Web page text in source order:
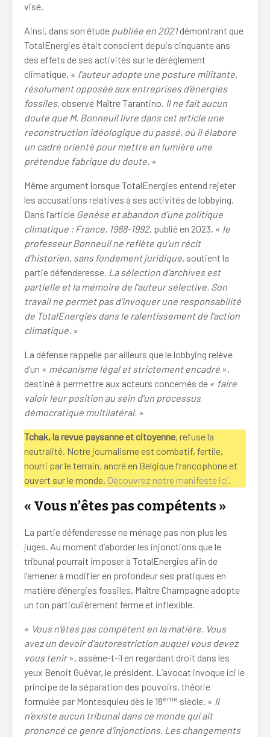
visé.
Ainsi, dans son étude publiée en 2021démontrant que
TotalEnergies était conscient depuis cinquante ans
des effets de ses activités sur le dérèglement
climatique, « l’auteur adopte une posture militante,
résolument opposée aux entreprises d’énergies
fossiles, observe Maître Tarantino. Il ne fait aucun
doute que M. Bonneuil livre dans cet article une
reconstruction idéologique du passé, où il élabore
un cadre orienté pour mettre en lumière une
prétendue fabrique du doute. »
Même argument lorsque TotalEnergies entend rejeter
les accusations relatives à ses activités de lobbying.
Dans l’article Genèse et abandon d’une politique
climatique : France, 1988-1992, publié en 2023, « le
professeur Bonneuil ne reflète qu’un récit
d’historien, sans fondement juridique, soutient la
partie défenderesse. La sélection d’archives est
partielle et la mémoire de l’auteur sélective. Son
travail ne permet pas d’invoquer une responsabilité
de TotalEnergies dans le ralentissement de l’action
climatique. »
La défense rappelle par ailleurs que le lobbying relève
d’un « mécanisme légal et strictement encadré »,
destiné à permettre aux acteurs concernés de « faire
valoir leur position au sein d’un processus
démocratique multilatéral. »
Tchak, la revue paysanne et citoyenne, refuse la
neutralité. Notre journalisme est combatif, fertile,
nourri par le terrain, ancré en Belgique francophone et
ouvert sur le monde. Découvrez notre manifeste ici.
« Vous n’êtes pas compétents »
La partie défenderesse ne ménage pas non plus les
juges. Au moment d’aborder les injonctions que le
tribunal pourrait imposer à TotalEnergies afin de
l’amener à modifier en profondeur ses pratiques en
matière d’énergies fossiles, Maître Champagne adopte
un ton particulièrement ferme et inflexible.
« Vous n’êtes pas compétent en la matière. Vous
avez un devoir d’autorestriction auquel vous devez
vous tenir », assène-t-il en regardant droit dans les
yeux Benoit Guévar, le président. L’avocat invoque ici le
principe de la séparation des pouvoirs, théorie
formulée par Montesquieu dès le 18ème siècle. « Il
n’existe aucun tribunal dans ce monde qui ait
prononcé ce genre d’injonctions. Les changements